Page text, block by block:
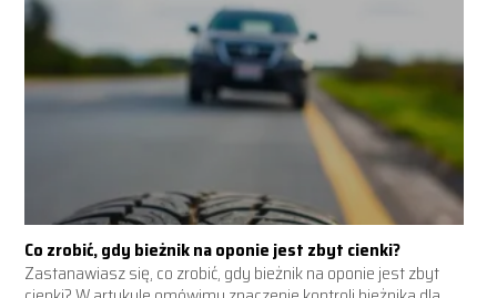
Co zrobić, gdy bieżnik na oponie jest zbyt cienki?
Zastanawiasz się, co zrobić, gdy bieżnik na oponie jest zbyt